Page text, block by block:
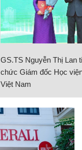
GS.TS Nguyễn Thị Lan
chức Giám đốc Học
Việt Nam